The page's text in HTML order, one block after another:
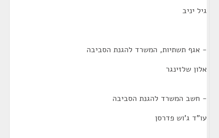
גיל יניב
- אגף תשתיות, המשרד להגנת הסביבה
אלון שלזינגר
- חשב המשרד להגנת הסביבה
עו"ד ג'וש פדרסן